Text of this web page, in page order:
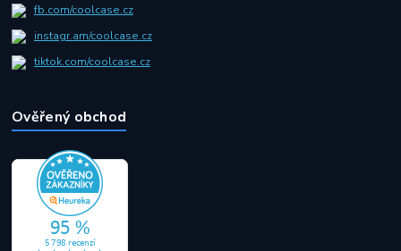
fb.com/coolcase.cz
instagr.am/coolcase.cz
tiktok.com/coolcase.cz
Ověřený obchod